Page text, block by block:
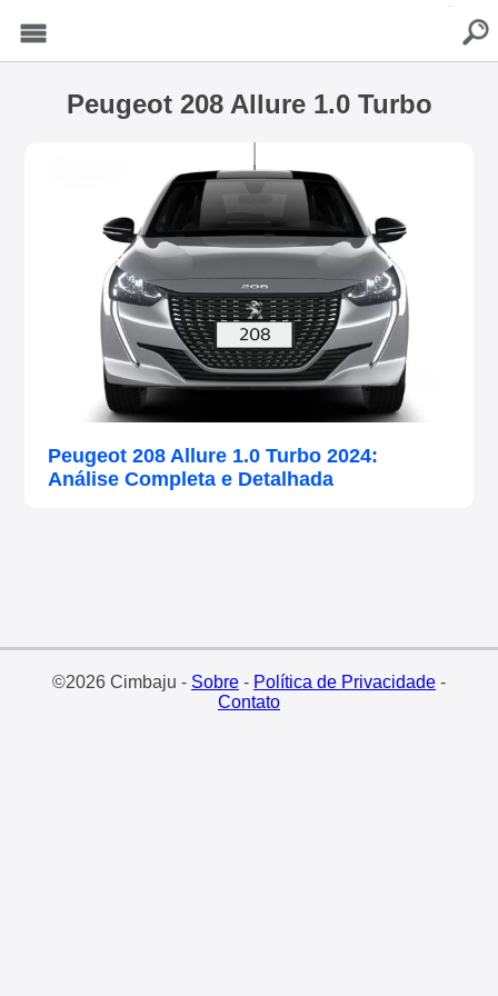
Peugeot 208 Allure 1.0 Turbo
Peugeot 208 Allure 1.0 Turbo 2024:
Análise Completa e Detalhada
©2026 Cimbaju - Sobre- Política de Privacidade-
Contato